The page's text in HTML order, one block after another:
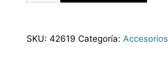
SKU: 42619 Categoría: Accesorios